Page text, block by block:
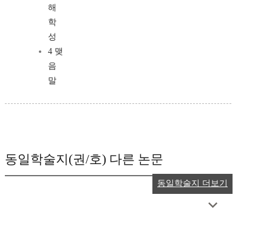
해
학
성
4 맺
음
말
동일학술지(권/호) 다른 논문
동일학술지 더보기